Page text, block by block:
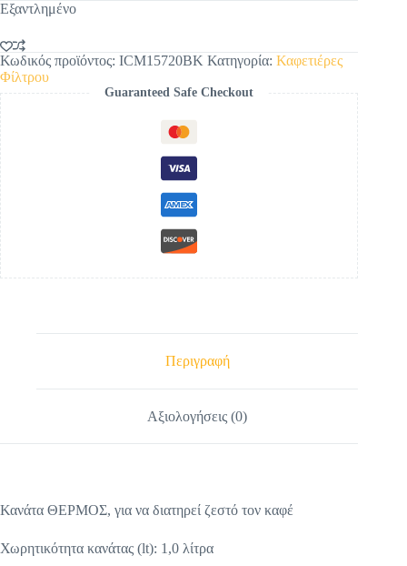
Εξαντλημένο
Κωδικός προϊόντος: ICM15720BK Κατηγορία: Καφετιέρες
Φίλτρου
Guaranteed Safe Checkout
Περιγραφή
Αξιολογήσεις (0)
Κανάτα ΘΕΡΜΟΣ, για να διατηρεί ζεστό τον καφέ
Χωρητικότητα κανάτας (lt): 1,0 λίτρα